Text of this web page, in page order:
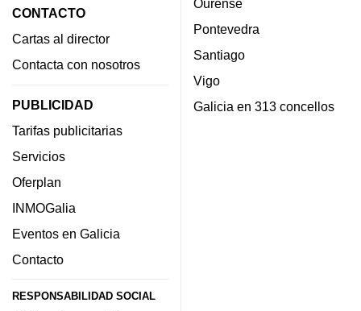
CONTACTO
Cartas al director
Contacta con nosotros
PUBLICIDAD
Tarifas publicitarias
Servicios
Oferplan
INMOGalia
Eventos en Galicia
Contacto
RESPONSABILIDAD SOCIAL
Ourense
Pontevedra
Santiago
Vigo
Galicia en 313 concellos